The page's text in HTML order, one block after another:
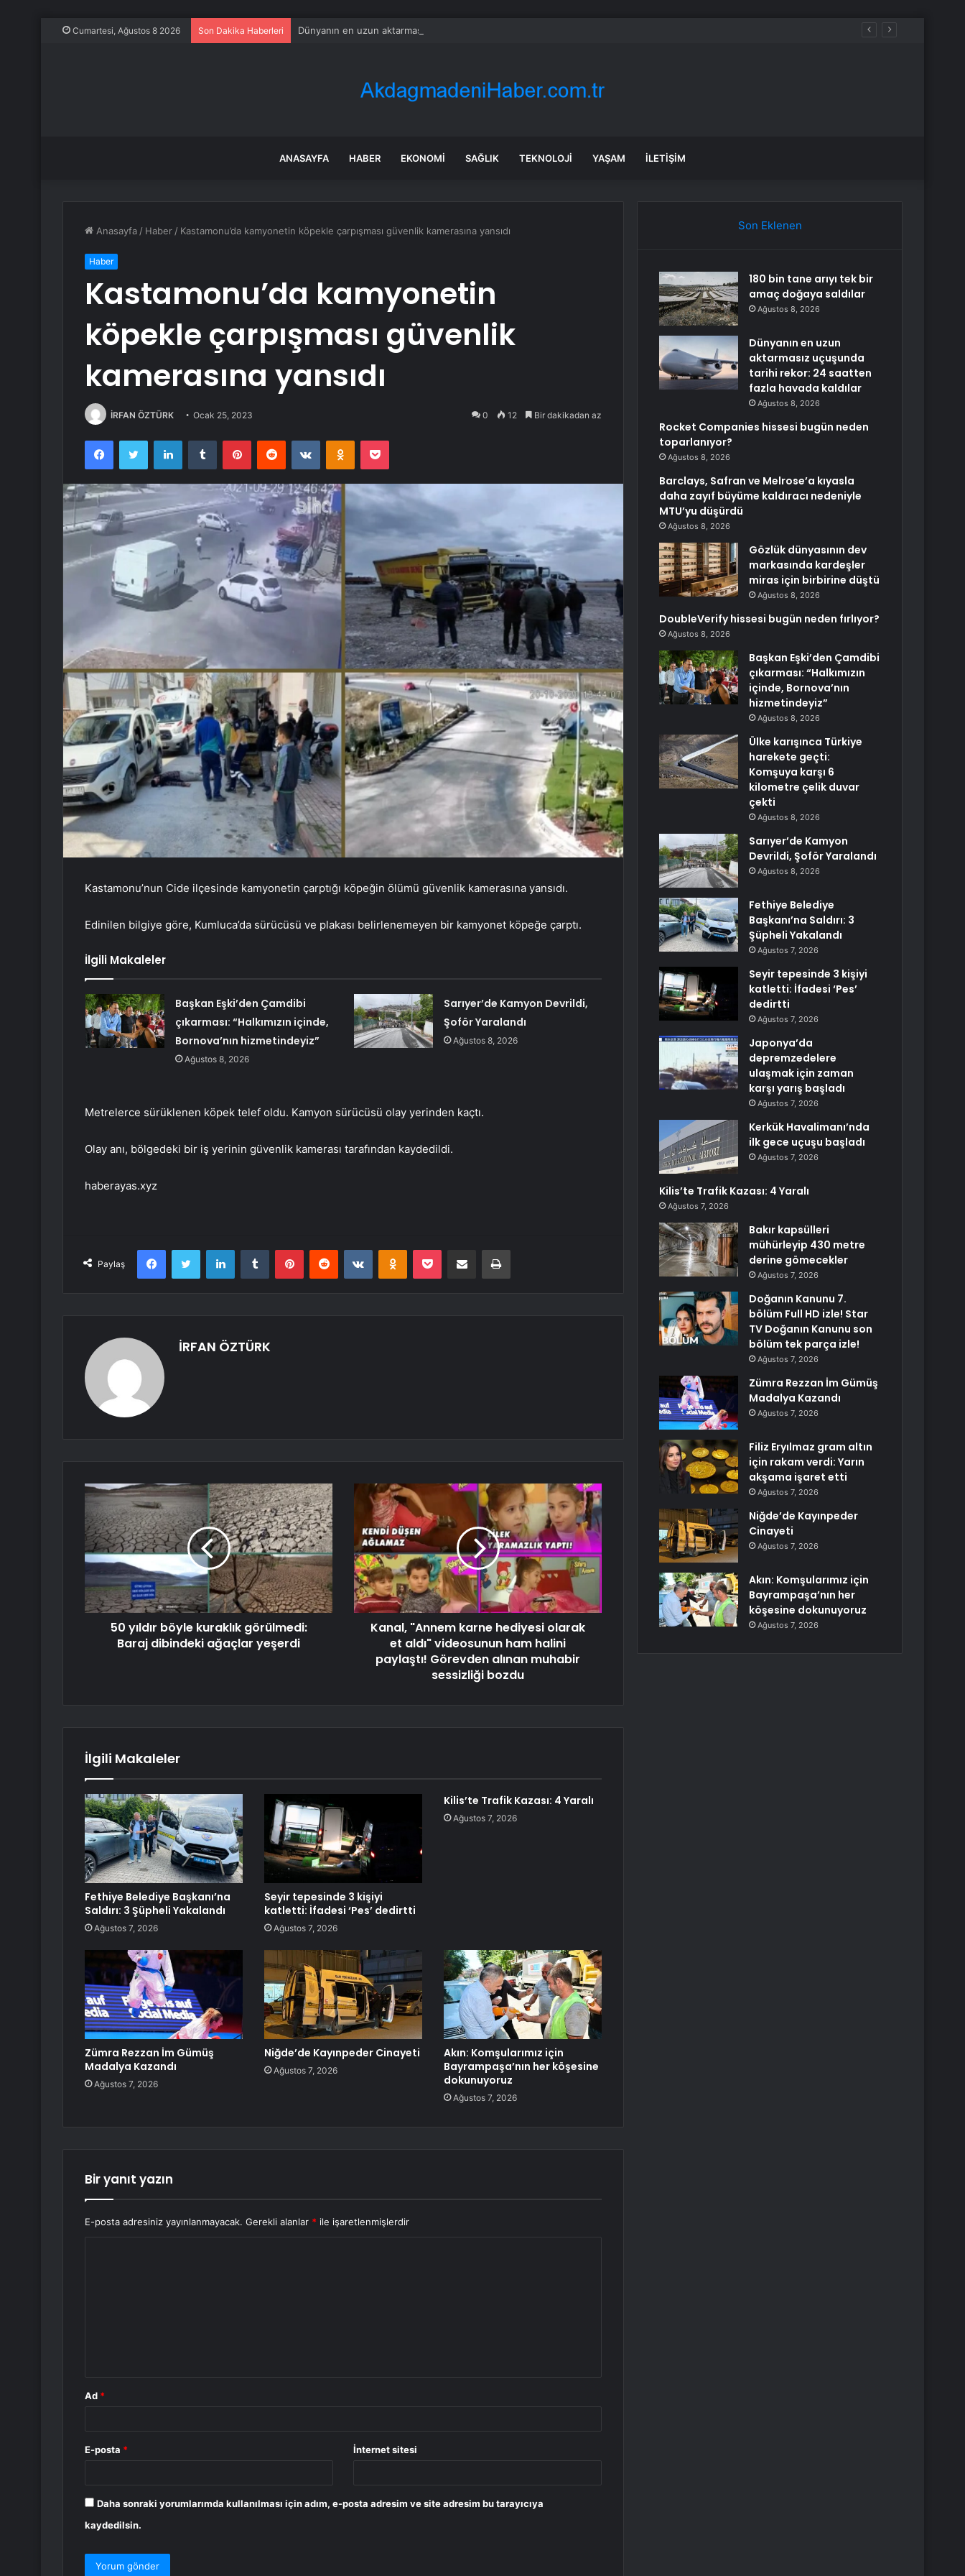
Cumartesi, Ağustos 8 2026 Son Dakika Haberleri Dünyanın en uzun aktarmasız uçuşunda tarihi rekor: 24 saatten fazla havada kaldılar
ANASAYFA HABER EKONOMI SAĞLIK TEKNOLOJI YAŞAM İLETIŞIM
Anasayfa / Haber / Kastamonu’da kamyonetin köpekle çarpışması güvenlik kamerasına yansıdı
Haber
Kastamonu’da kamyonetin
köpekle çarpışması güvenlik
kamerasına yansıdı
İRFAN ÖZTÜRK Ocak 25, 2023 0 12 Bir dakikadan az
FacebookTwitter LinkedInTumblr PinterestReddit VKontakteOdnoklassniki
Pocket
Kastamonu’nun Cide ilçesinde kamyonetin çarptığı köpeğin ölümü güvenlik kamerasına yansıdı.
Edinilen bilgiye göre, Kumluca’da sürücüsü ve plakası belirlenemeyen bir kamyonet köpeğe çarptı.
İlgili Makaleler
Başkan Eşki’den Çamdibi
çıkarması: “Halkımızın içinde,
Bornova’nın hizmetindeyiz”
Ağustos 8, 2026
Sarıyer’de Kamyon Devrildi,
Şoför Yaralandı
Ağustos 8, 2026
Metrelerce sürüklenen köpek telef oldu. Kamyon sürücüsü olay yerinden kaçtı.
Olay anı, bölgedeki bir iş yerinin güvenlik kamerası tarafından kaydedildi.
haberayas.xyz
Paylaş
FacebookTwitter LinkedInTumblr PinterestReddit VKontakteOdnoklassniki
Pocket E-Posta ile paylaş Yazdır
İRFAN ÖZTÜRK
50 yıldır böyle kuraklık görülmedi:
Baraj dibindeki ağaçlar yeşerdi
Kanal, "Annem karne hediyesi olarak
et aldı" videosunun ham halini
paylaştı! Görevden alınan muhabir
sessizliği bozdu
İlgili Makaleler
Fethiye Belediye Başkanı’na
Saldırı: 3 Şüpheli Yakalandı
Ağustos 7, 2026
Seyir tepesinde 3 kişiyi
katletti: İfadesi ‘Pes’ dedirtti
Ağustos 7, 2026
Kilis’te Trafik Kazası: 4 Yaralı
Ağustos 7, 2026
Zümra Rezzan İm Gümüş
Madalya Kazandı
Ağustos 7, 2026
Niğde’de Kayınpeder Cinayeti
Ağustos 7, 2026
Akın: Komşularımız için
Bayrampaşa’nın her köşesine
dokunuyoruz
Ağustos 7, 2026
Bir yanıt yazın
E-posta adresiniz yayınlanmayacak. Gerekli alanlar * ile işaretlenmişlerdir
Ad *
E-posta * İnternet sitesi
Daha sonraki yorumlarımda kullanılması için adım, e-posta adresim ve site adresim bu tarayıcıya
kaydedilsin.
Son Eklenen
180 bin tane arıyı tek bir
amaç doğaya saldılar
Ağustos 8, 2026
Dünyanın en uzun
aktarmasız uçuşunda
tarihi rekor: 24 saatten
fazla havada kaldılar
Ağustos 8, 2026
Rocket Companies hissesi bugün neden
toparlanıyor?
Ağustos 8, 2026
Barclays, Safran ve Melrose’a kıyasla
daha zayıf büyüme kaldıracı nedeniyle
MTU’yu düşürdü
Ağustos 8, 2026
Gözlük dünyasının dev
markasında kardeşler
miras için birbirine düştü
Ağustos 8, 2026
DoubleVerify hissesi bugün neden fırlıyor?
Ağustos 8, 2026
Başkan Eşki’den Çamdibi
çıkarması: “Halkımızın
içinde, Bornova’nın
hizmetindeyiz”
Ağustos 8, 2026
Ülke karışınca Türkiye
harekete geçti:
Komşuya karşı 6
kilometre çelik duvar
çekti
Ağustos 8, 2026
Sarıyer’de Kamyon
Devrildi, Şoför Yaralandı
Ağustos 8, 2026
Fethiye Belediye
Başkanı’na Saldırı: 3
Şüpheli Yakalandı
Ağustos 7, 2026
Seyir tepesinde 3 kişiyi
katletti: İfadesi ‘Pes’
dedirtti
Ağustos 7, 2026
Japonya’da
depremzedelere
ulaşmak için zaman
karşı yarış başladı
Ağustos 7, 2026
Kerkük Havalimanı’nda
ilk gece uçuşu başladı
Ağustos 7, 2026
Kilis’te Trafik Kazası: 4 Yaralı
Ağustos 7, 2026
Bakır kapsülleri
mühürleyip 430 metre
derine gömecekler
Ağustos 7, 2026
Doğanın Kanunu 7.
bölüm Full HD izle! Star
TV Doğanın Kanunu son
bölüm tek parça izle!
Ağustos 7, 2026
Zümra Rezzan İm Gümüş
Madalya Kazandı
Ağustos 7, 2026
Filiz Eryılmaz gram altın
için rakam verdi: Yarın
akşama işaret etti
Ağustos 7, 2026
Niğde’de Kayınpeder
Cinayeti
Ağustos 7, 2026
Akın: Komşularımız için
Bayrampaşa’nın her
köşesine dokunuyoruz
Ağustos 7, 2026